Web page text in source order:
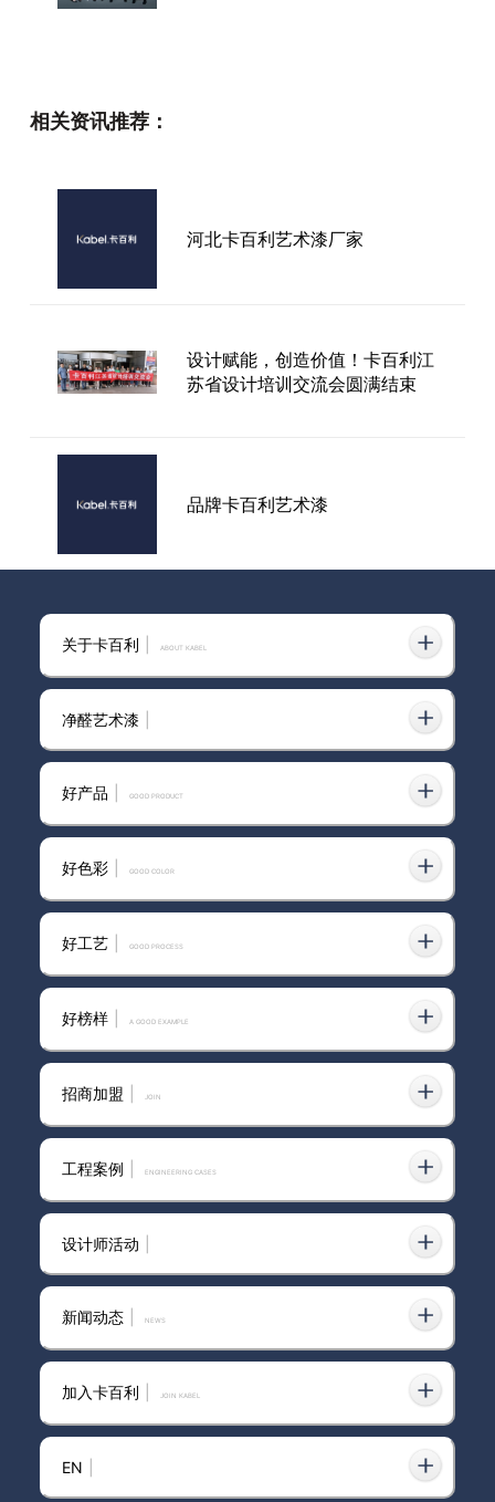
被这面墙「夕」引了！-卡百利
净醛艺术漆
卡百利经销商抖音获客特训营陪
跑效果喜报｜江西省赣州市南康
门店
相关资讯推荐：
河北卡百利艺术漆厂家
设计赋能，创造价值！卡百利江
苏省设计培训交流会圆满结束
品牌卡百利艺术漆
色+现代美式风格，典雅温柔~
果断放弃乳胶漆！卡百利高硬度
贝壳片艺术漆才是墙面“王炸”选
2026年盘点：市面上口碑好的
净醛艺术漆品牌，哪些值得你信
赖？
萧山卡百利净醛艺术漆效果究竟
如何？真相等你一探究竟！
卡百利净醛艺术漆与乳胶漆的优
娄底市净醛艺术漆品牌大揭秘，
关于卡百利 ABOUT KABEL
净醛艺术漆
好产品 GOOD PRODUCT
好色彩 GOOD COLOR
好工艺 GOOD PROCESS
好榜样 A GOOD EXAMPLE
招商加盟 join
工程案例 ENGINEERING CASES
设计师活动
新闻动态 news
加入卡百利 JOIN KABEL
EN